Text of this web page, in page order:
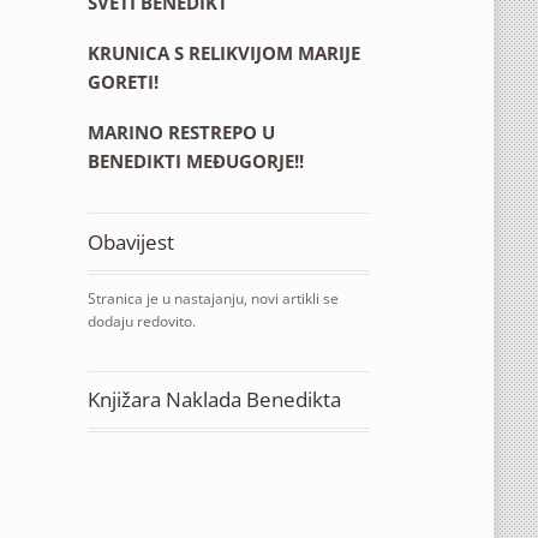
KRUNICA S RELIKVIJOM MARIJE
GORETI!
MARINO RESTREPO U
BENEDIKTI MEĐUGORJE!!
Obavijest
Stranica je u nastajanju, novi artikli se
dodaju redovito.
Knjižara Naklada Benedikta